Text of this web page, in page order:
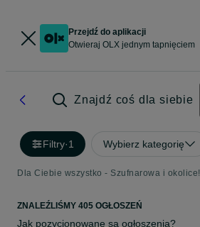
Przejdź do aplikacji
Otwieraj OLX jednym tapnięciem
Znajdź coś dla siebie
Filtry·1 Wybierz kategorię
Dla Ciebie wszystko - Szufnarowa i okolice!
ZNALEŹLIŚMY 405 OGŁOSZEŃ
Jak pozycjonowane są ogłoszenia?